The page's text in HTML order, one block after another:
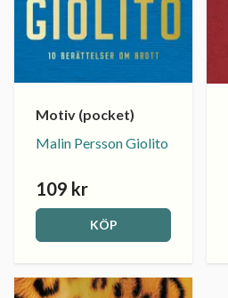
Motiv (pocket)
Malin Persson Giolito
109 kr
KÖP